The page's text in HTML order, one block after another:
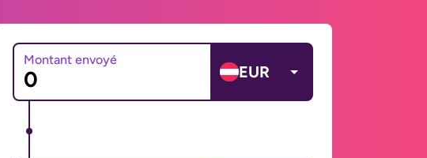
Montant envoyé
EUR